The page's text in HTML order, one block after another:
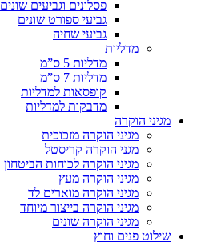
פסלונים וגביעים שונים
גביעי ספורט שונים
גביעי שחיה
מדליות
מדליות 5 ס”מ
מדליות 7 ס”מ
קופסאות למדליות
מדבקות למדליות
מגיני הוקרה
מגיני הוקרה מזכוכית
מגני הוקרה קריסטל
מגיני הוקרה לכוחות הביטחון
מגיני הוקרה מעץ
מגיני הוקרה מוארים לד
מגיני הוקרה בייצור מיוחד
מגיני הוקרה שונים
שילוט פנים וחוץ